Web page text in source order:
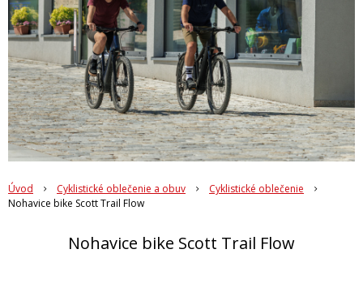
Úvod Cyklistické oblečenie a obuv
Cyklistické oblečenie
Nohavice bike Scott Trail Flow
Nohavice bike Scott Trail Flow